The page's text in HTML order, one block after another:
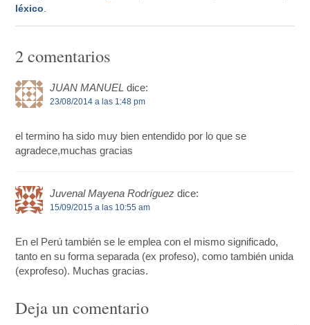
léxico
2 comentarios
JUAN MANUEL dice:
23/08/2014 a las 1:48 pm
el termino ha sido muy bien entendido por lo que se
agradece,muchas gracias
Juvenal Mayena Rodríguez dice:
15/09/2015 a las 10:55 am
En el Perú también se le emplea con el mismo significado,
tanto en su forma separada (ex profeso), como también unida
(exprofeso). Muchas gracias.
Deja un comentario